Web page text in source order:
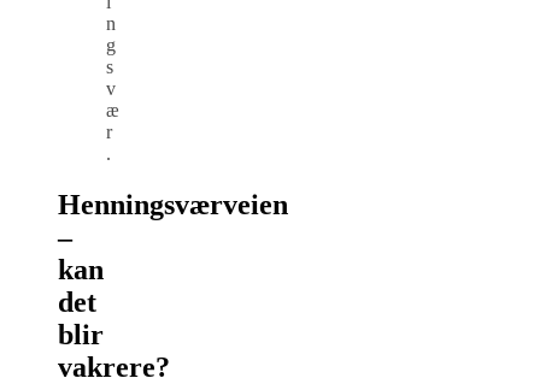
n
g
s
v
æ
r
.
Henningsværveien
–
kan
det
blir
vakrere?